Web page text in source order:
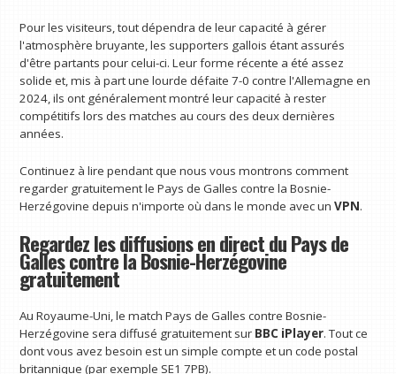
Pour les visiteurs, tout dépendra de leur capacité à gérer
l'atmosphère bruyante, les supporters gallois étant assurés
d'être partants pour celui-ci. Leur forme récente a été assez
solide et, mis à part une lourde défaite 7-0 contre l'Allemagne en
2024, ils ont généralement montré leur capacité à rester
compétitifs lors des matches au cours des deux dernières
années.
Continuez à lire pendant que nous vous montrons comment
regarder gratuitement le Pays de Galles contre la Bosnie-
Herzégovine depuis n'importe où dans le monde avec unVPN.
Regardez les diffusions en direct du Pays de
Galles contre la Bosnie-Herzégovine
gratuitement
Au Royaume-Uni, le match Pays de Galles contre Bosnie-
Herzégovine sera diffusé gratuitement sur BBC iPlayer. Tout ce
dont vous avez besoin est un simple compte et un code postal
britannique (par exemple SE1 7PB).